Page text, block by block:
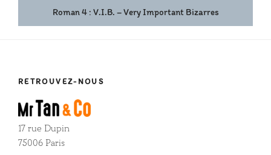
Roman 4 : V.I.B. – Very Important Bizarres
RETROUVEZ-NOUS
17 rue Dupin
75006 Paris